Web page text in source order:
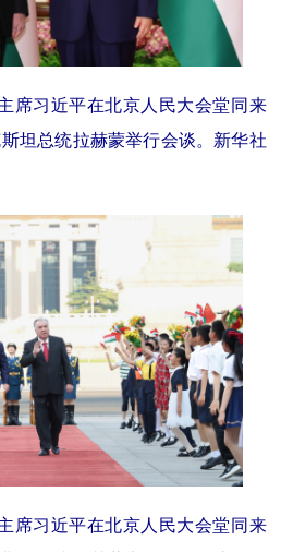
习近平在北京人民大会堂同来
坦总统拉赫蒙举行会谈。新华社
习近平在北京人民大会堂同来